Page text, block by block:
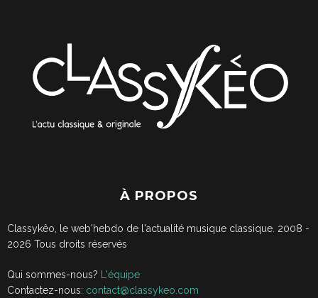
À PROPOS
Classykêo, le web'hebdo de l'actualité musique classique. 2008 -
2026 Tous droits réservés
Qui sommes-nous?
L'équipe
Contactez-nous: contact@classykeo.com